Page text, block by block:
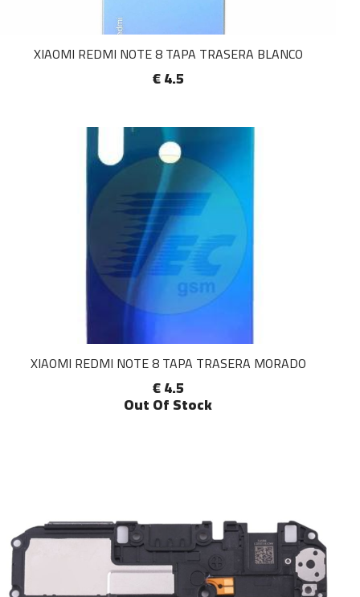
XIAOMI REDMI NOTE 8 TAPA TRASERA BLANCO
€ 4.5
XIAOMI REDMI NOTE 8 TAPA TRASERA MORADO
€ 4.5
Out Of Stock